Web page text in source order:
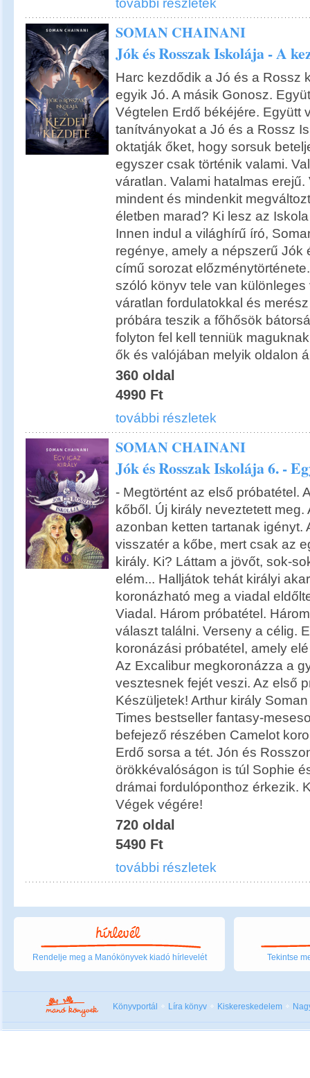
további részletek
SOMAN CHAINANI
Jók és Rosszak Iskolája - A
Harc kezdődik a Jó és a Rossz
egyik Jó. A másik Gonosz.
Végtelen Erdő békéjére. Együtt
tanítványokat a Jó és a Rossz
oktatják őket, hogy sorsuk
egyszer csak történik valami.
váratlan. Valami hatalmas erejű.
mindent és mindenkit
életben marad? Ki lesz az
Innen indul a világhírű író,
regénye, amely a népszerű Jók
című sorozat
szóló könyv tele van
váratlan fordulatokkal és
próbára teszik a főhősök
folyton fel kell tenniük
ők és valójában melyik oldalon
360 oldal
4990 Ft
további részletek
SOMAN CHAINANI
Jók és Rosszak Iskolája 6. -
- Megtörtént az első próbatétel.
kőből. Új király neveztetett meg.
azonban ketten tartanak igényt.
visszatér a kőbe, mert csak az
király. Ki? Láttam a jövőt, sok-
elém... Halljátok tehát királyi
koronázható meg a viadal
Viadal. Három próbatétel.
választ találni. Verseny a célig.
koronázási próbatétel, amely
Az Excalibur megkoronázza a
vesztesnek fejét veszi. Az első
Készüljetek! Arthur király
Times bestseller fantasy-
befejező részében Camelot
Erdő sorsa a tét. Jón és
örökkévalóságon is túl Sophie
drámai fordulóponthoz érkezik.
Végek végére!
720 oldal
5490 Ft
további részletek
Rendelje meg a Manókönyvek kiadó hírlevelét Tekintse
Könyvportál Líra könyv Kiskereskedelem